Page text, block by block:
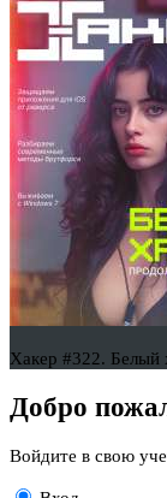
Хакер #322. Белый
Добро
Войдите в свою